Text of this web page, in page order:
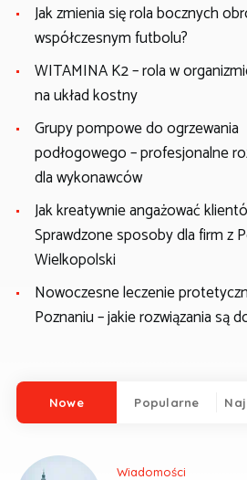
Jak zmienia się rola bocznych
współczesnym futbolu?
WITAMINA K2 – rola w
na układ kostny
Grupy pompowe do ogrzewania
podłogowego – profesjonalne
dla wykonawców
Jak kreatywnie angażować
Sprawdzone sposoby dla firm z
Wielkopolski
Nowoczesne leczenie
Poznaniu – jakie rozwiązania są
Nowe Popularne
Wiadomości